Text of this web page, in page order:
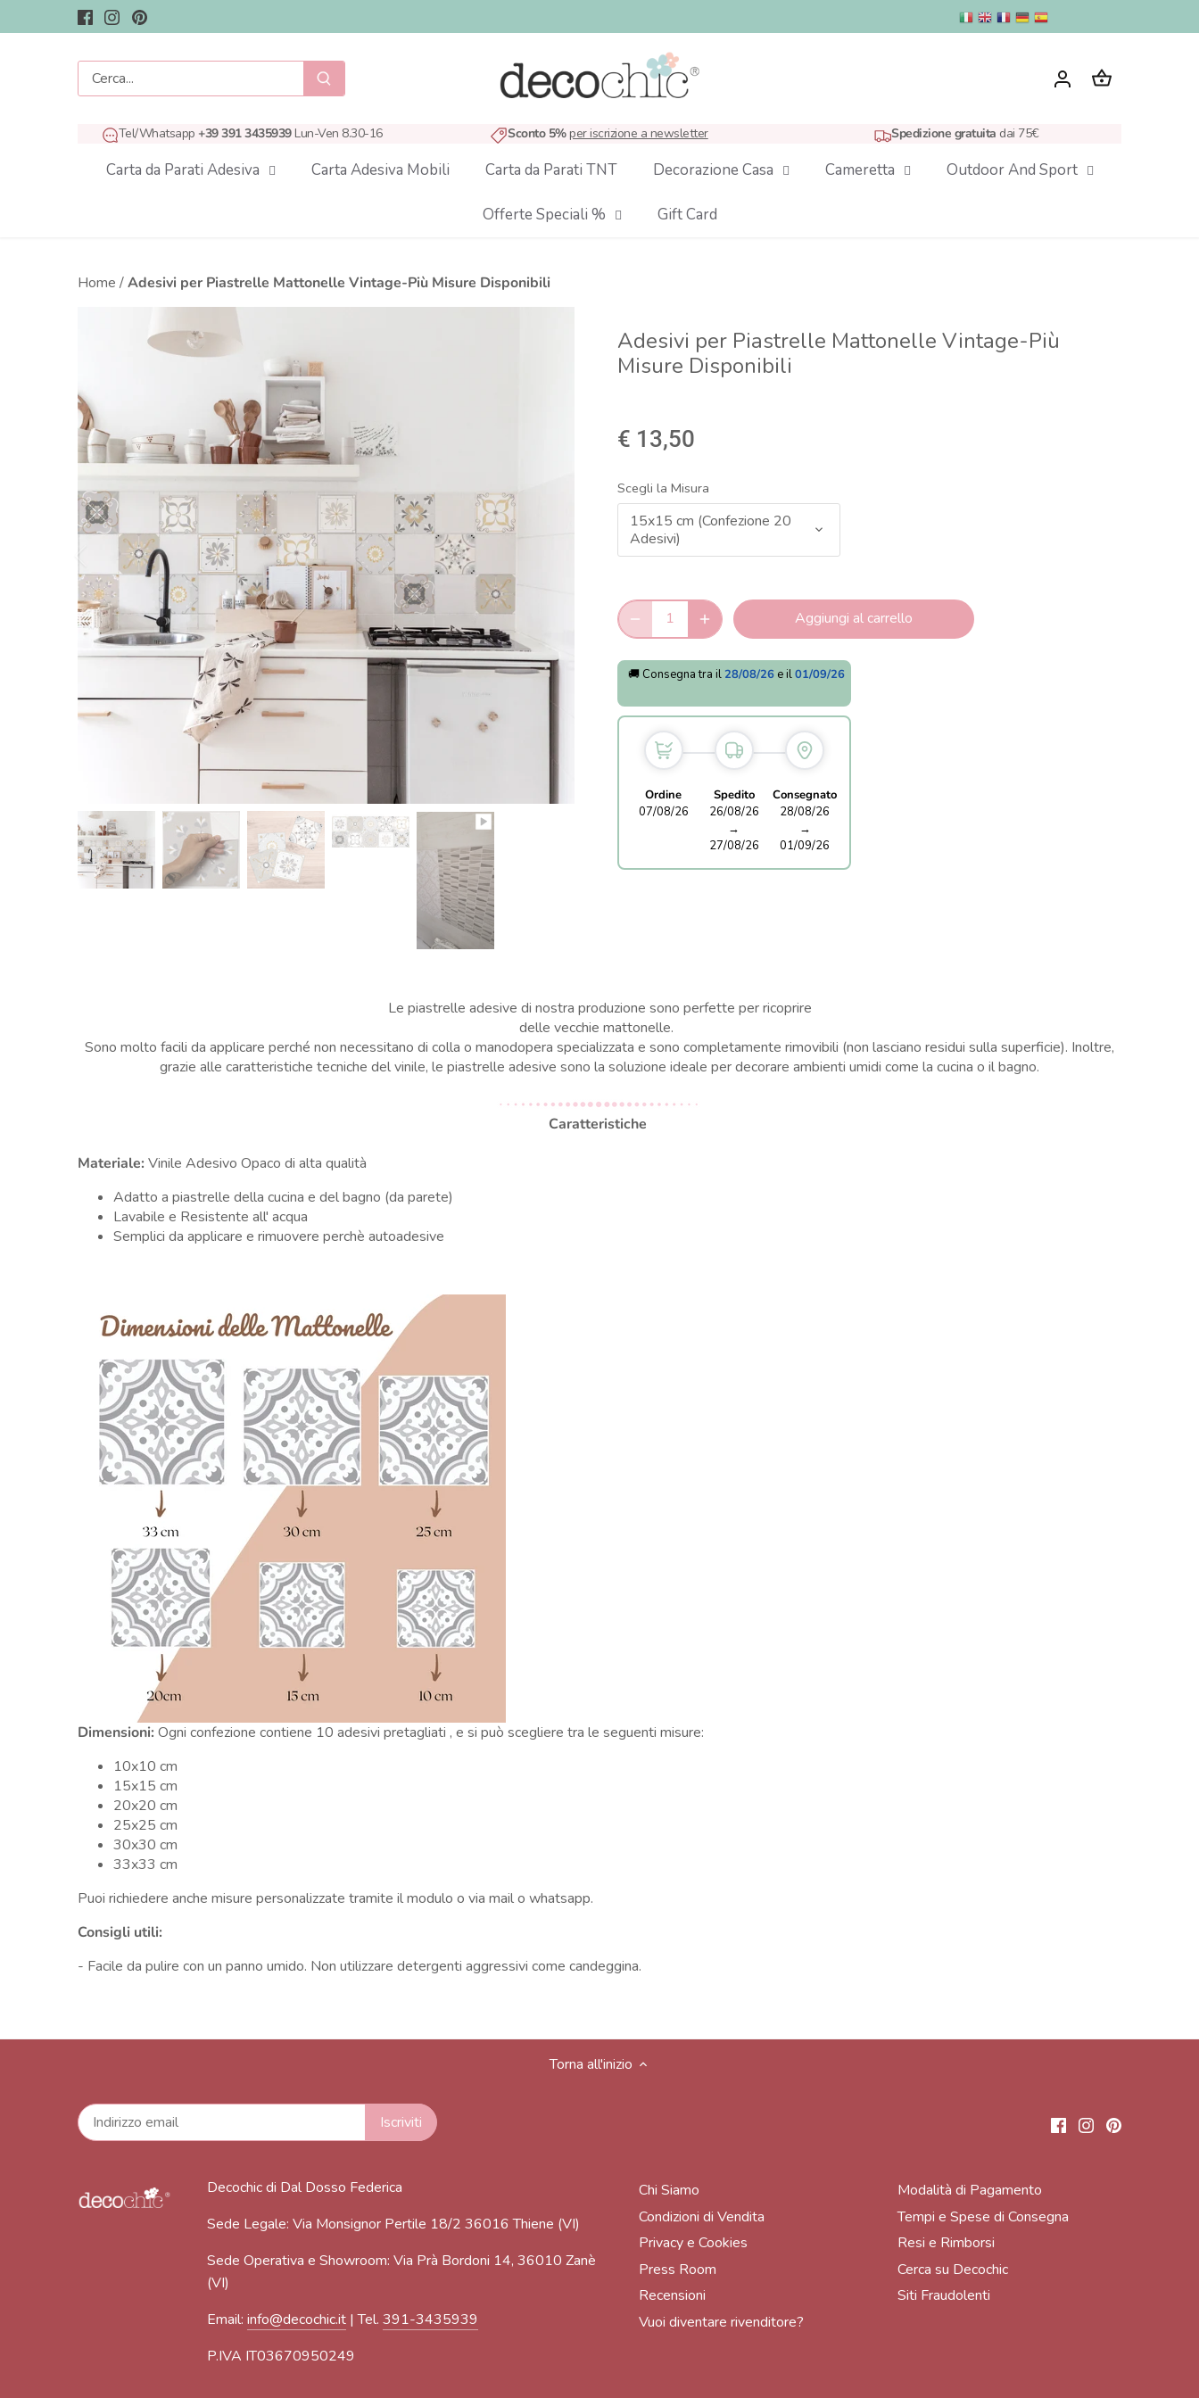
al
Tel/Whatsapp +39 391 3435939Lun-Ven 8.30-16 Sconto 5%per iscrizione a newsletter Spedizione gratuita dai 75€
Carta da Parati Adesiva Carta Adesiva Mobili Carta da Parati TNT Decorazione Casa Cameretta Outdoor And Sport
Offerte Speciali % Gift Card
Home /Adesivi per Piastrelle Mattonelle Vintage-Più Misure Disponibili
Adesivi per Piastrelle Mattonelle Vintage-Più
Misure Disponibili
€ 13,50
Scegli la Misura
15x15 cm (Confezione 20
Adesivi)
Aggiungi al carrello
🚚 Consegna tra il 28/08/26 e il01/09/26
Ordine
07/08/26
Spedito
26/08/26
→
27/08/26
Consegnato
28/08/26
→
01/09/26
Le piastrelle adesive di nostra produzione sono perfette per ricoprire
delle vecchie mattonelle.
Sono molto facili da applicare perché non necessitano di colla o manodopera specializzata e sono completamente rimovibili (non lasciano residui sulla superficie). Inoltre,
grazie alle caratteristiche tecniche del vinile, le piastrelle adesive sono la soluzione ideale per decorare ambienti umidi come la cucina o il bagno.
Caratteristiche
Materiale: Vinile Adesivo Opaco di alta qualità
Adatto a piastrelle della cucina e del bagno (da parete)
Lavabile e Resistente all' acqua
Semplici da applicare e rimuovere perchè autoadesive
Dimensioni: Ogni confezione contiene 10 adesivi pretagliati , e si può scegliere tra le seguenti misure:
10x10 cm
15x15 cm
20x20 cm
25x25 cm
30x30 cm
33x33 cm
Puoi richiedere anche misure personalizzate tramite il modulo o via mail o whatsapp.
Consigli utili:
- Facile da pulire con un panno umido. Non utilizzare detergenti aggressivi come candeggina.
Torna all'inizio
Decochic di Dal Dosso Federica
Sede Legale: Via Monsignor Pertile 18/2 36016 Thiene (VI)
Sede Operativa e Showroom: Via Prà Bordoni 14, 36010 Zanè
(VI)
Email:info@decochic.it | Tel.391-3435939
P.IVA IT03670950249
Chi Siamo
Condizioni di Vendita
Privacy e Cookies
Press Room
Recensioni
Vuoi diventare rivenditore?
Modalità di Pagamento
Tempi e Spese di Consegna
Resi e Rimborsi
Cerca su Decochic
Siti Fraudolenti